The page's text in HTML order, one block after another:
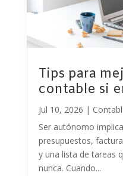
Tips para
contable si
Jul 10, 2026 |
Ser autónomo
presupuestos,
y una lista de tareas
nunca. Cuando...